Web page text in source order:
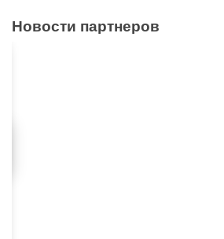
Новости партнеров